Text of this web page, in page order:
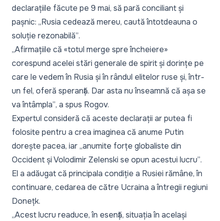
declarațiile făcute pe 9 mai, să pară conciliant și
pașnic: „Rusia cedează mereu, caută întotdeauna o
soluție rezonabilă”.
„Afirmațiile că «totul merge spre încheiere»
corespund acelei stări generale de spirit și dorințe pe
care le vedem în Rusia și în rândul elitelor ruse și, într-
un fel, oferă speranță. Dar asta nu înseamnă că așa se
va întâmpla”, a spus Rogov.
Expertul consideră că aceste declarații ar putea fi
folosite pentru a crea imaginea că anume Putin
dorește pacea, iar„anumite forțe globaliste din
Occident și Volodimir Zelenski se opun acestui lucru”.
El a adăugat că principala condiție a Rusiei rămâne, în
continuare, cedarea de către Ucraina a întregii regiuni
Donețk.
„Acest lucru readuce, în esență, situația în același